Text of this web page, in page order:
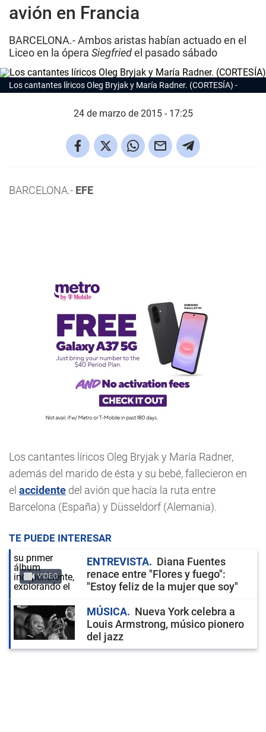
avión en Francia
BARCELONA.- Ambos aristas habían actuado en el
Liceo en la ópera Siegfriedel pasado sábado
Los cantantes líricos Oleg Bryjak y María Radner. (CORTESÍA)
24 de marzo de 2015 - 17:25
BARCELONA.- EFE
Los cantantes líricos Oleg Bryjak y María Radner,
además del marido de ésta y su bebé, fallecieron en
el accidente del avión que hacía la ruta entre
Barcelona (España) y Düsseldorf (Alemania).
TE PUEDE INTERESAR
VIDEO
ENTREVISTA
Diana Fuentes
renace entre "Flores y fuego":
"Estoy feliz de la mujer que soy"
MÚSICA
Nueva York celebra a
Louis Armstrong, músico pionero
del jazz